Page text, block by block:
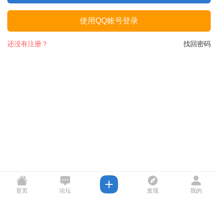
使用QQ账号登录
找回密码
还没有注册？
首页 论坛 发现 我的